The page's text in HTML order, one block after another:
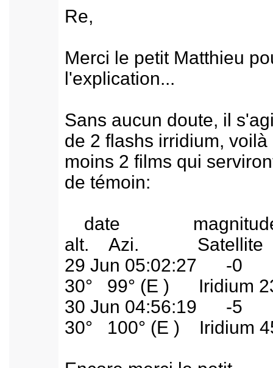
Re,
Merci le petit Matthieu
l'explication...
Sans aucun doute, il
de 2 flashs irridium, voilà
moins 2 films qui
de témoin:
date
alt. Azi. Satellite
29 Jun 05:02:27
30° 99° (E ) Iridium
30 Jun 04:56:19
30° 100° (E ) Iridium